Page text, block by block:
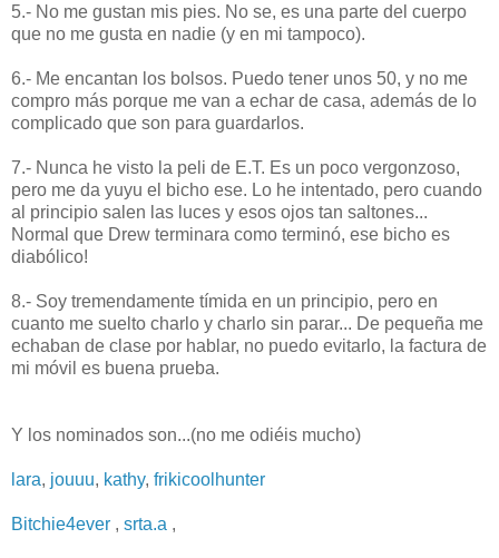
5.- No me gustan mis pies. No se, es una parte del cuerpo
que no me gusta en nadie (y en mi tampoco).
6.- Me encantan los bolsos. Puedo tener unos 50, y no me
compro más porque me van a echar de casa, además de lo
complicado que son para guardarlos.
7.- Nunca he visto la peli de E.T. Es un poco vergonzoso,
pero me da yuyu el bicho ese. Lo he intentado, pero cuando
al principio salen las luces y esos ojos tan saltones...
Normal que Drew terminara como terminó, ese bicho es
diabólico!
8.- Soy tremendamente tímida en un principio, pero en
cuanto me suelto charlo y charlo sin parar... De pequeña me
echaban de clase por hablar, no puedo evitarlo, la factura de
mi móvil es buena prueba.
Y los nominados son...(no me odiéis mucho)
lara, jouuu, kathy, frikicoolhunter
Bitchie4ever , srta.a ,